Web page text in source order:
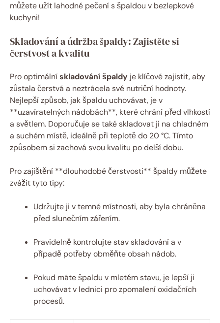
můžete užít lahodné pečení⁤ s špaldou v bezlepkové
‍kuchyni!
Skladování a údržba špaldy: Zajistěte si
čerstvost⁢ a kvalitu
Pro‌ optimálnískladování špaldy je klíčové zajistit, aby​
zůstala⁢ čerstvá a⁤ neztrácela své‍ nutriční hodnoty.
Nejlepší způsob, ⁤jak⁣ špaldu uchovávat, je v‌
**uzavíratelných⁢ nádobách**, které ⁣chrání před⁢ vlhkostí
⁤a ​světlem. Doporučuje se ⁤také skladovat⁢ ji​ na chladném⁣
a ⁣suchém místě,‍ ideálně ​při teplotě do 20 °C. Tímto
způsobem si zachová ⁢svou⁢ kvalitu po delší dobu.
Pro zajištění **dlouhodobé čerstvosti** špaldy můžete​
zvážit tyto tipy:
Udržujte ji v temné ⁤místnosti,⁤ aby ⁢byla chráněna
před slunečním zářením.
Pravidelně kontrolujte stav ‍skladování⁣ a v ​
případě ⁤potřeby obměňte obsah​ nádob.
Pokud máte​ špaldu v mletém stavu, je lepší ji
‌uchovávat v lednici pro zpomalení ‌oxidačních
procesů.